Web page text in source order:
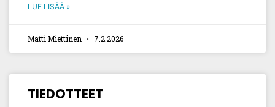
LUE LISÄÄ »
Matti Miettinen 7.2.2026
TIEDOTTEET